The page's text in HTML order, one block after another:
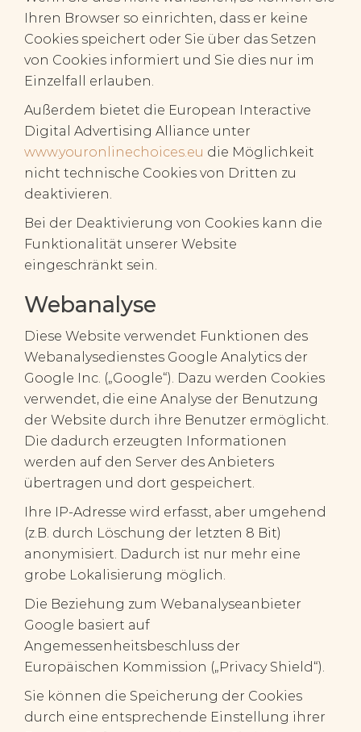
Ihren Browser so einrichten, dass er keine
Cookies speichert oder Sie über das Setzen
von Cookies informiert und Sie dies nur im
Einzelfall erlauben.
Außerdem bietet die European Interactive
Digital Advertising Alliance unter
www.youronlinechoices.eu die Möglichkeit
nicht technische Cookies von Dritten zu
deaktivieren.
Bei der Deaktivierung von Cookies kann die
Funktionalität unserer Website
eingeschränkt sein.
Webanalyse
Diese Website verwendet Funktionen des
Webanalysedienstes Google Analytics der
Google Inc. („Google“). Dazu werden Cookies
verwendet, die eine Analyse der Benutzung
der Website durch ihre Benutzer ermöglicht.
Die dadurch erzeugten Informationen
werden auf den Server des Anbieters
übertragen und dort gespeichert.
Ihre IP-Adresse wird erfasst, aber umgehend
(z.B. durch Löschung der letzten 8 Bit)
anonymisiert. Dadurch ist nur mehr eine
grobe Lokalisierung möglich.
Die Beziehung zum Webanalyseanbieter
Google basiert auf
Angemessenheitsbeschluss der
Europäischen Kommission („Privacy Shield“).
Sie können die Speicherung der Cookies
durch eine entsprechende Einstellung ihrer